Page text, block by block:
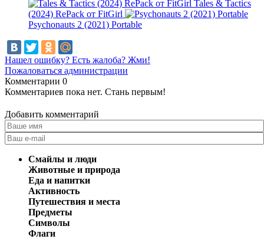
Tales & Tactics
(2024) RePack от FitGirl
Psychonauts 2 (2021) Portable
Нашел ошибку? Есть жалоба? Жми!
Пожаловаться администрации
Комментарии 0
Комментариев пока нет. Стань первым!
Добавить комментарий
Смайлы и люди
Животные и природа
Еда и напитки
Активность
Путешествия и места
Предметы
Символы
Флаги